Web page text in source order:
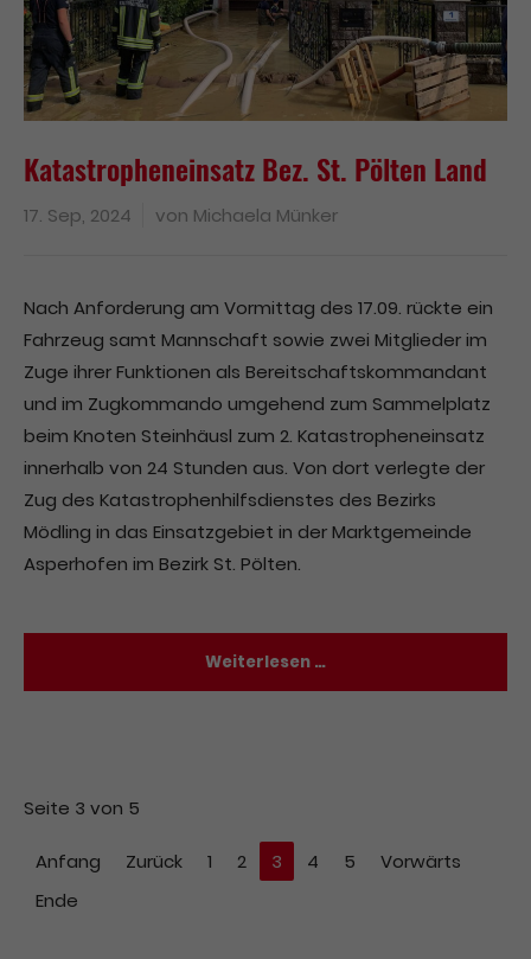
Katastropheneinsatz Bez. St. Pölten Land
17. Sep, 2024 von Michaela Münker
Nach Anforderung am Vormittag des 17.09. rückte ein
Fahrzeug samt Mannschaft sowie zwei Mitglieder im
Zuge ihrer Funktionen als Bereitschaftskommandant
und im Zugkommando umgehend zum Sammelplatz
beim Knoten Steinhäusl zum 2. Katastropheneinsatz
innerhalb von 24 Stunden aus. Von dort verlegte der
Zug des Katastrophenhilfsdienstes des Bezirks
Mödling in das Einsatzgebiet in der Marktgemeinde
Asperhofen im Bezirk St. Pölten.
Weiterlesen …
Seite 3 von 5
Anfang Zurück 1 2 3 4 5
Vorwärts
Ende